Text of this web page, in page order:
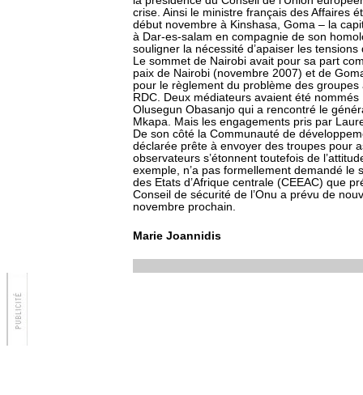
crise. Ainsi le ministre français des Affaires
début novembre à Kinshasa, Goma – la
à Dar-es-salam en compagnie de son
souligner la nécessité d’apaiser les tensions
Le sommet de Nairobi avait pour sa part
paix de Nairobi (novembre 2007) et de
pour le règlement du problème des
RDC. Deux médiateurs avaient été
Olusegun Obasanjo qui a rencontré le
Mkapa. Mais les engagements pris par
De son côté la Communauté de
déclarée prête à envoyer des troupes pour
observateurs s’étonnent toutefois de
exemple, n’a pas formellement demandé
des Etats d’Afrique centrale (CEEAC) que
Conseil de sécurité de l’Onu a prévu de
novembre prochain.
Marie Joannidis